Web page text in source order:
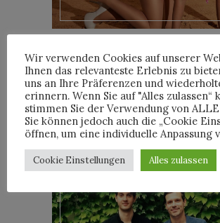
YOANN LEMOINE AKA
WOODKID IM INTERVIEW
Wir verwenden Cookies auf unserer
Ihnen das relevanteste Erlebnis zu
uns an Ihre Präferenzen und
erinnern. Wenn Sie auf "Alles zulassen“
stimmen Sie der Verwendung von
Sie können jedoch auch die „Cookie
öffnen, um eine individuelle Anpassung
Cookie Einstellungen Alles zulassen